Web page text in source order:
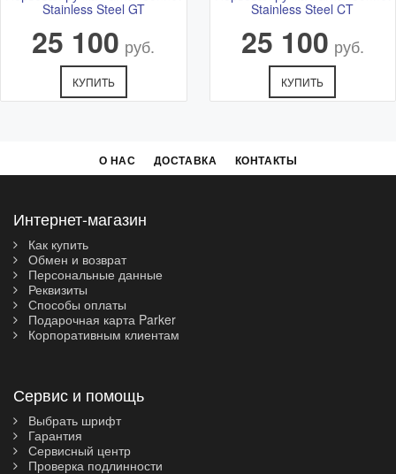
Stainless Steel GT
25 100 руб.
КУПИТЬ
Stainless Steel CT
25 100 руб.
КУПИТЬ
О НАС ДОСТАВКА КОНТАКТЫ
Интернет-магазин
Как купить
Обмен и возврат
Персональные данные
Реквизиты
Способы оплаты
Подарочная карта Parker
Корпоративным клиентам
Сервис и помощь
Выбрать шрифт
Гарантия
Сервисный центр
Проверка подлинности